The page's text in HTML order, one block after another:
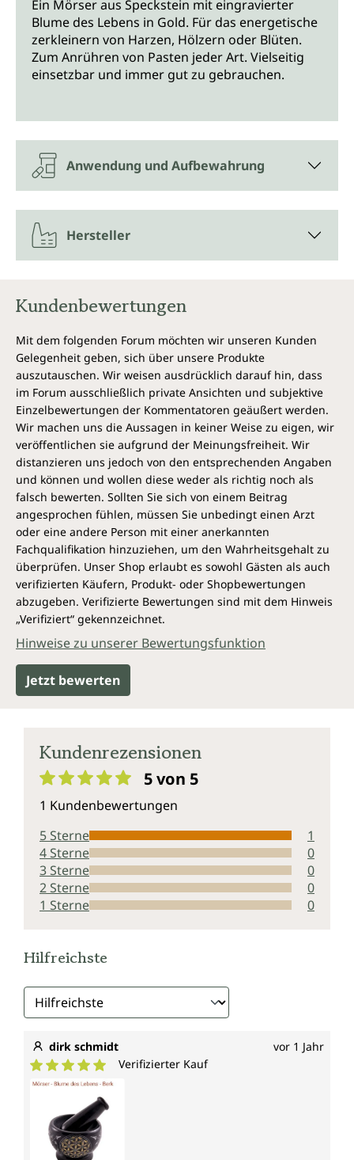
Ein Mörser aus Speckstein mit eingravierter
Blume des Lebens in Gold. Für das energetische
zerkleinern von Harzen, Hölzern oder Blüten.
Zum Anrühren von Pasten jeder Art. Vielseitig
einsetzbar und immer gut zu gebrauchen.
Anwendung und Aufbewahrung
Hersteller
Kundenbewertungen
Mit dem folgenden Forum möchten wir unseren Kunden
Gelegenheit geben, sich über unsere Produkte
auszutauschen. Wir weisen ausdrücklich darauf hin, dass
im Forum ausschließlich private Ansichten und subjektive
Einzelbewertungen der Kommentatoren geäußert werden.
Wir machen uns die Aussagen in keiner Weise zu eigen, wir
veröffentlichen sie aufgrund der Meinungsfreiheit. Wir
distanzieren uns jedoch von den entsprechenden Angaben
und können und wollen diese weder als richtig noch als
falsch bewerten. Sollten Sie sich von einem Beitrag
angesprochen fühlen, müssen Sie unbedingt einen Arzt
oder eine andere Person mit einer anerkannten
Fachqualifikation hinzuziehen, um den Wahrheitsgehalt zu
überprüfen. Unser Shop erlaubt es sowohl Gästen als auch
verifizierten Käufern, Produkt- oder Shopbewertungen
abzugeben. Verifizierte Bewertungen sind mit dem Hinweis
„Verifiziert“ gekennzeichnet.
Hinweise zu unserer Bewertungsfunktion
Jetzt bewerten
Kundenrezensionen
5 von 5
1 Kundenbewertungen
5 Sterne
1
4 Sterne
0
3 Sterne
0
2 Sterne
0
1 Sterne
0
Hilfreichste
dirk schmidt vor 1 Jahr
Durchschnittliche Bewertung von 5 von 5 Sternen
Verifizierter Kauf